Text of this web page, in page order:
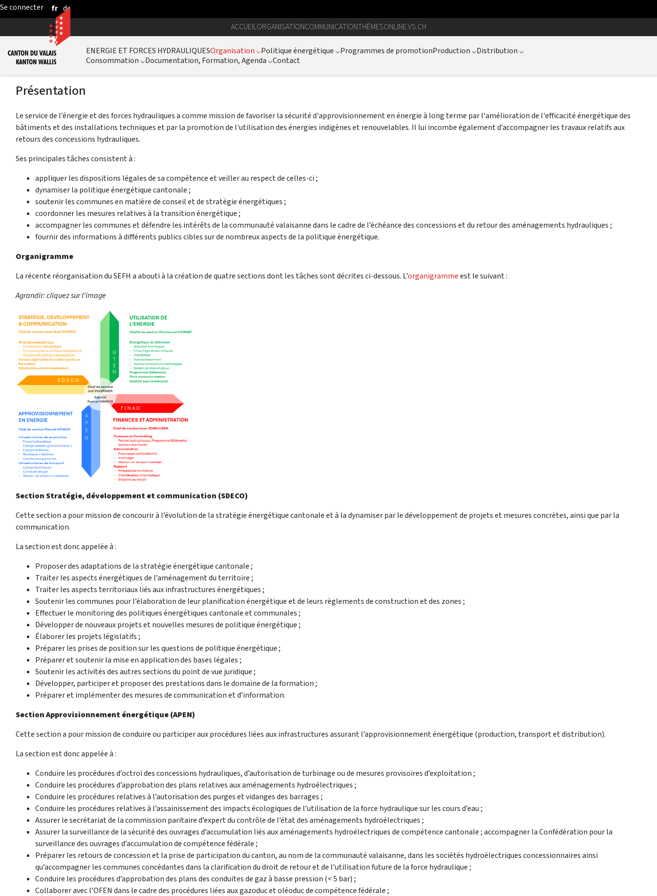
Saut au contenu principal
fr de
ACCUEILORGANISATIONCOMMUNICATIONTHÈMESONLINE.VS.CH
ENERGIE ET FORCES HYDRAULIQUESOrganisation ⌵Politique énergétique ⌵Programmes de promotionProduction ⌵Distribution ⌵
Consommation ⌵Documentation, Formation, Agenda ⌵Contact
Présentation
Le service de l’énergie et des forces hydrauliques a comme mission de favoriser la sécurité d'approvisionnement en énergie à long terme par l'amélioration de l'efficacité énergétique des
bâtiments et des installations techniques et par la promotion de l'utilisation des énergies indigènes et renouvelables. Il lui incombe également d’accompagner les travaux relatifs aux
retours des concessions hydrauliques.
Ses principales tâches consistent à :
appliquer les dispositions légales de sa compétence et veiller au respect de celles-ci ;
dynamiser la politique énergétique cantonale ;
soutenir les communes en matière de conseil et de stratégie énergétiques ;
coordonner les mesures relatives à la transition énergétique ;
accompagner les communes et défendre les intérêts de la communauté valaisanne dans le cadre de l’échéance des concessions et du retour des aménagements hydrauliques ;
fournir des informations à différents publics cibles sur de nombreux aspects de la politique énergétique.
Organigramme
La récente réorganisation du SEFH a abouti à la création de quatre sections dont les tâches sont décrites ci-dessous. L’organigrammeest le suivant :
Agrandir: cliquez sur l'image
Section Stratégie, développement et communication (SDECO)
Cette section a pour mission de concourir à l’évolution de la stratégie énergétique cantonale et à la dynamiser par le développement de projets et mesures concrètes, ainsi que par la
communication.
La section est donc appelée à :
Proposer des adaptations de la stratégie énergétique cantonale ;
Traiter les aspects énergétiques de l’aménagement du territoire ;
Traiter les aspects territoriaux liés aux infrastructures énergétiques ;
Soutenir les communes pour l’élaboration de leur planification énergétique et de leurs règlements de construction et des zones ;
Effectuer le monitoring des politiques énergétiques cantonale et communales ;
Développer de nouveaux projets et nouvelles mesures de politique énergétique ;
Élaborer les projets législatifs ;
Préparer les prises de position sur les questions de politique énergétique ;
Préparer et soutenir la mise en application des bases légales ;
Soutenir les activités des autres sections du point de vue juridique ;
Développer, participer et proposer des prestations dans le domaine de la formation ;
Préparer et implémenter des mesures de communication et d’information.
Section Approvisionnement énergétique (APEN)
Cette section a pour mission de conduire ou participer aux procédures liées aux infrastructures assurant l’approvisionnement énergétique (production, transport et distribution).
La section est donc appelée à :
Conduire les procédures d’octroi des concessions hydrauliques, d’autorisation de turbinage ou de mesures provisoires d’exploitation ;
Conduire les procédures d’approbation des plans relatives aux aménagements hydroélectriques ;
Conduire les procédures relatives à l’autorisation des purges et vidanges des barrages ;
Conduire les procédures relatives à l’assainissement des impacts écologiques de l’utilisation de la force hydraulique sur les cours d’eau ;
Assurer le secrétariat de la commission paritaire d’expert du contrôle de l’état des aménagements hydroélectriques ;
Assurer la surveillance de la sécurité des ouvrages d’accumulation liés aux aménagements hydroélectriques de compétence cantonale ; accompagner la Confédération pour la
surveillance des ouvrages d’accumulation de compétence fédérale ;
Préparer les retours de concession et la prise de participation du canton, au nom de la communauté valaisanne, dans les sociétés hydroélectriques concessionnaires ainsi
qu’accompagner les communes concédantes dans la clarification du droit de retour et de l'utilisation future de la force hydraulique ;
Conduire les procédures d’approbation des plans des conduites de gaz à basse pression (< 5 bar) ;
Collaborer avec l’OFEN dans le cadre des procédures liées aux gazoduc et oléoduc de compétence fédérale ;